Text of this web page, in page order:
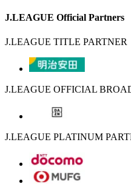
J.LEAGUE Official Partners
J.LEAGUE TITLE PARTNER
J.LEAGUE OFFICIAL
J.LEAGUE PLATINUM